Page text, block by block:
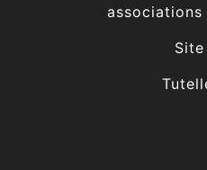
associations